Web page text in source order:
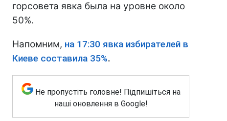
горсовета явка была на уровне около
50%.
Напомним, на 17:30 явка избирателей в
Киеве составила 35%.
Не пропустіть головне! Підпишіться на
наші оновлення в Google!